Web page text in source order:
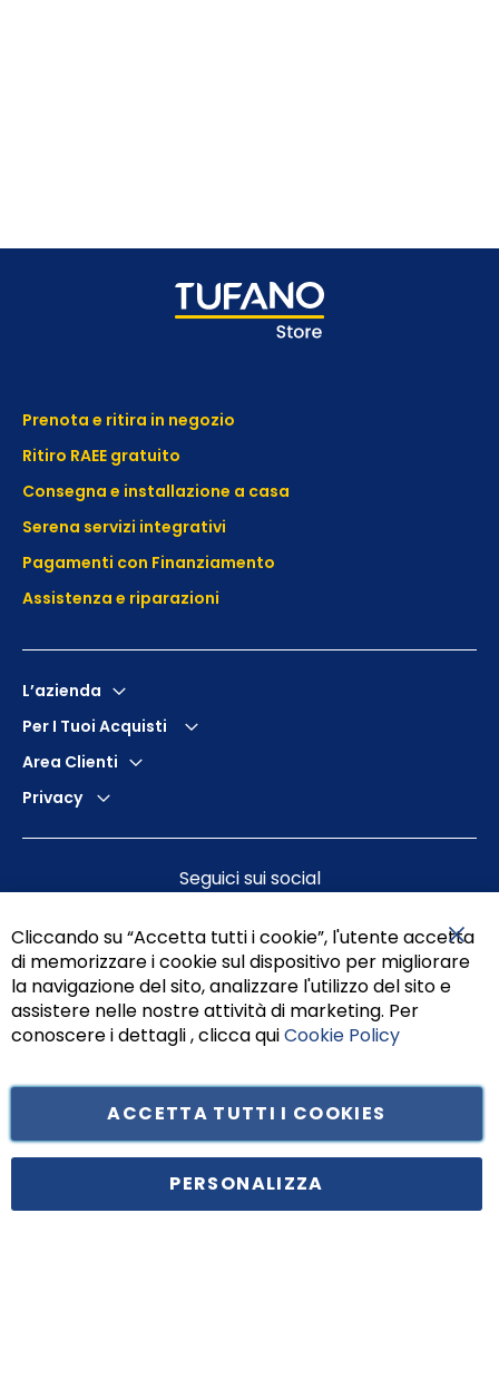
Prenota e ritira in negozio
Ritiro RAEE gratuito
Consegna e installazione a casa
Serena servizi integrativi
Pagamenti con Finanziamento
Assistenza e riparazioni
L’azienda
Per I Tuoi Acquisti
Area Clienti
Privacy
Seguici sui social
Principe di Piemonte 199, cap. 80026 Casoria (NA) - C.F. 05834470634 -
Cliccando su “Accetta tutti i cookie”, l'utente accetta
di memorizzare i cookie sul dispositivo per migliorare
la navigazione del sito, analizzare l'utilizzo del sito e
assistere nelle nostre attività di marketing. Per
conoscere i dettagli , clicca quiCookie Policy
ACCETTA TUTTI I COOKIES
PERSONALIZZA